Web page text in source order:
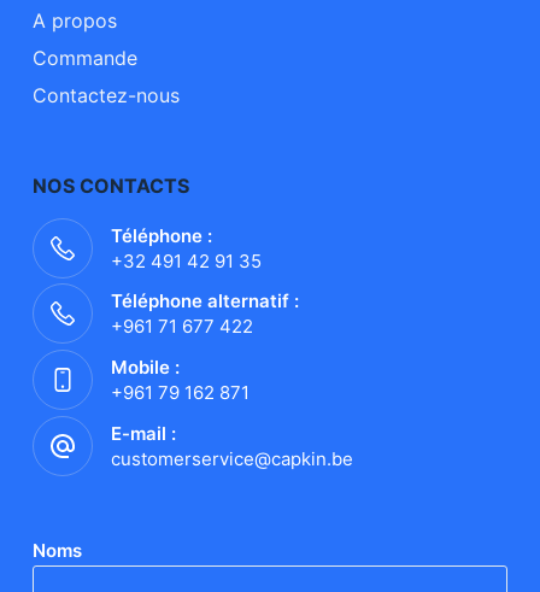
A propos
Commande
Contactez-nous
NOS CONTACTS
Téléphone :
+32 491 42 91 35
Téléphone alternatif :
+961 71 677 422
Mobile :
+961 79 162 871
E-mail :
customerservice@capkin.be
Noms